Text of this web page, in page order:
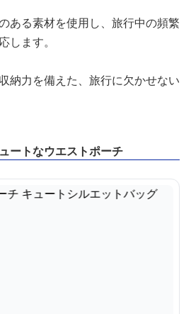
ある素材を使用し、旅行中の頻繁
します。
納力を備えた、旅行に欠かせない
ートなウエストポーチ